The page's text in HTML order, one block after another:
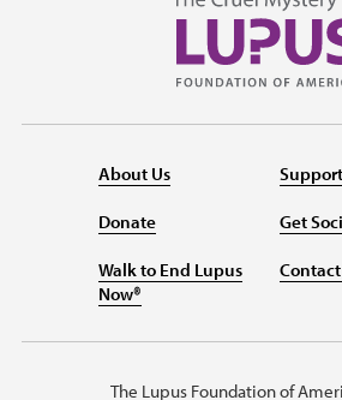
About Us
Donate
Walk to End Lupus
Now®
Get
The Lupus Foundation of